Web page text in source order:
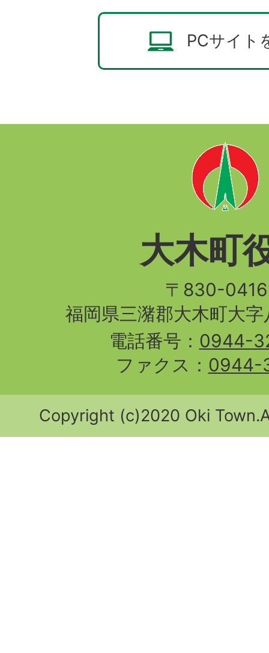
PCサイト
大木町
〒830-
福岡県三潴郡大木町大
電話番号： 0944-
ファクス： 0944-
Copyright (c)2020 Oki